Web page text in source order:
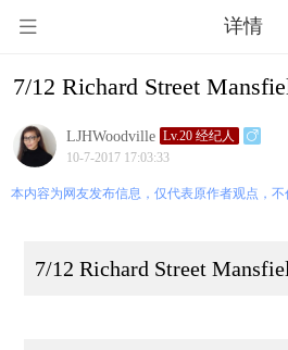
详情
7/12 Richard Street
LJHWoodville Lv.20 经纪人
10-7-2017 17:03:33
本内容为网友发布信息，仅代表原作者观点，不
7/12 Richard Street